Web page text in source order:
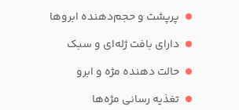
پرپشت و حجم‌دهنده ابروها
دارای بافت ژله‌ای و سبک
حالت دهنده مژه و ابرو
تغذیه رسانی مژه‌ها